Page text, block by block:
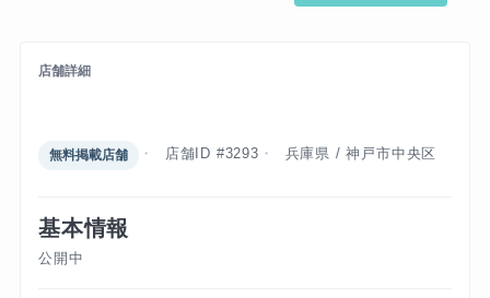
店舗詳細
無料掲載店舗 店舗ID #3293 兵庫県 / 神戸市中央区
基本情報
公開中